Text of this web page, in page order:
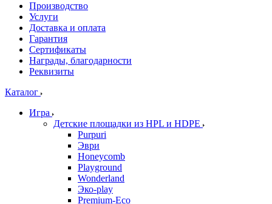
Производство
Услуги
Доставка и оплата
Гарантия
Сертификаты
Награды, благодарности
Реквизиты
Каталог
Игра
Детские площадки из HPL и HDPE
Purpuri
Эври
Honeycomb
Playground
Wonderland
Эко-play
Premium-Eco